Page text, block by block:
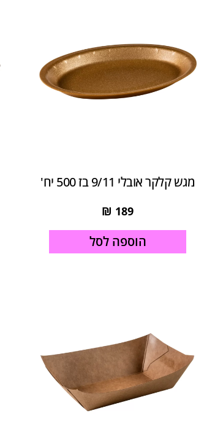
מגש קלקר אובלי 9/11 בז 500 יח'
189
₪
הוספה לסל